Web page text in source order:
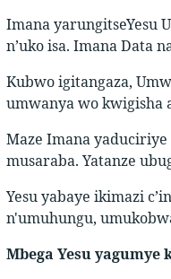
Imana yarungitseYesu
n’uko isa. Imana Data
Kubwo igitangaza,
umwanya wo kwigisha
Maze Imana
musaraba. Yatanze
Yesu yabaye ikimazi
n'umuhungu,
Mbega Yesu yagumye